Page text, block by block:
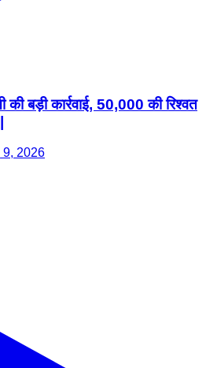
की बड़ी कार्रवाई, 50,000 की रिश्वत
9, 2026